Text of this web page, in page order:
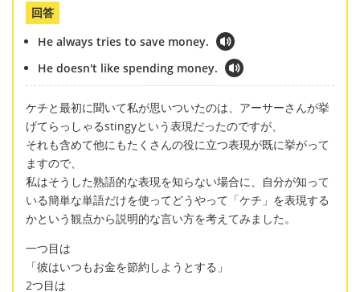
回答
He always tries to save money.
He doesn't like spending money.
ケチと最初に聞いて私が思いついたのは、アーサーさんが挙
げてらっしゃるstingyという表現だったのですが、
それも含めて他にもたくさんの役に立つ表現が既に挙がって
ますので、
私はそうした熟語的な表現を知らない場合に、自分が知って
いる簡単な単語だけを使ってどうやって「ケチ」を表現する
かという観点から説明的な言い方を考えてみました。
一つ目は
「彼はいつもお金を節約しようとする」
2つ目は